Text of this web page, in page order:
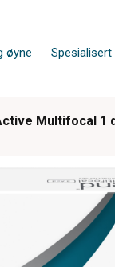
øyne
Multifocal 1